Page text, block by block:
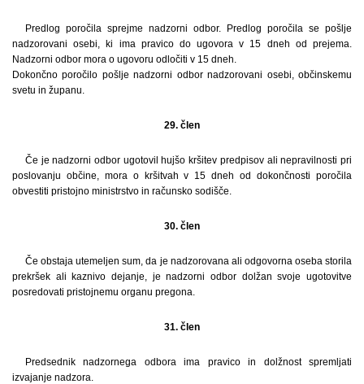
Predlog poročila sprejme nadzorni odbor. Predlog poročila se pošlje
nadzorovani osebi, ki ima pravico do ugovora v 15 dneh od prejema.
Nadzorni odbor mora o ugovoru odločiti v 15 dneh.
Dokončno poročilo pošlje nadzorni odbor nadzorovani osebi, občinskemu
svetu in županu.
29. člen
Če je nadzorni odbor ugotovil hujšo kršitev predpisov ali nepravilnosti pri
poslovanju občine, mora o kršitvah v 15 dneh od dokončnosti poročila
obvestiti pristojno ministrstvo in računsko sodišče.
30. člen
Če obstaja utemeljen sum, da je nadzorovana ali odgovorna oseba storila
prekršek ali kaznivo dejanje, je nadzorni odbor dolžan svoje ugotovitve
posredovati pristojnemu organu pregona.
31. člen
Predsednik nadzornega odbora ima pravico in dolžnost spremljati
izvajanje nadzora.